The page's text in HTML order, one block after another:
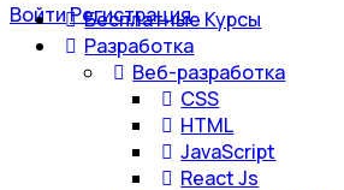
ВойтиРегистрация
Бесплатные Курсы
Разработка
Веб-разработка
CSS
HTML
JavaScript
React Js